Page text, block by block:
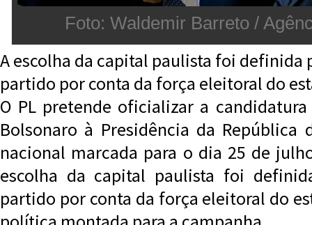
Foto: Waldemir Barreto /
A escolha da capital paulista foi definida
partido por conta da força eleitoral do
O PL pretende oficializar a
Bolsonaro à Presidência da República
nacional marcada para o dia 25 de
escolha da capital paulista foi
partido por conta da força eleitoral do